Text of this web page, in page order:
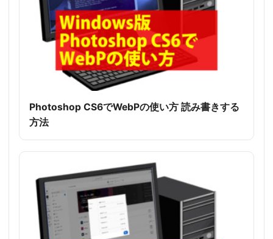
Photoshop CS6でWebPの使い方 読み書きする
方法